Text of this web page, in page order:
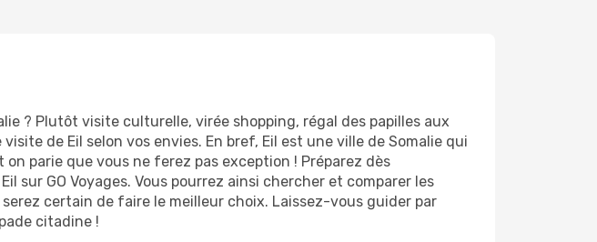
? Plutôt visite culturelle, virée shopping, régal des papilles aux
de Eil selon vos envies. En bref, Eil est une ville de Somalie qui
parie que vous ne ferez pas exception ! Préparez dès
sur GO Voyages. Vous pourrez ainsi chercher et comparer les
certain de faire le meilleur choix. Laissez-vous guider par
citadine !